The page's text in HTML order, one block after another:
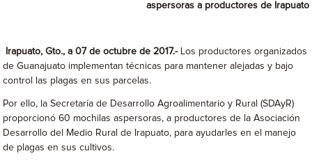
aspersoras a productores de Irapuato
Irapuato, Gto., a 07 de octubre de 2017.-Los productores organizados
de Guanajuato implementan técnicas para mantener alejadas y bajo
control las plagas en sus parcelas.
Por ello, la Secretaría de Desarrollo Agroalimentario y Rural (SDAyR)
proporcionó 60 mochilas aspersoras, a productores de la Asociación
Desarrollo del Medio Rural de Irapuato, para ayudarles en el manejo
de plagas en sus cultivos.